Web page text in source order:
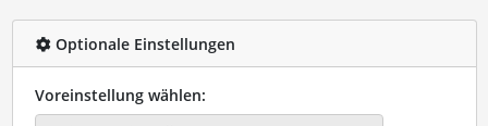
Optionale Einstellungen
Voreinstellung wählen: